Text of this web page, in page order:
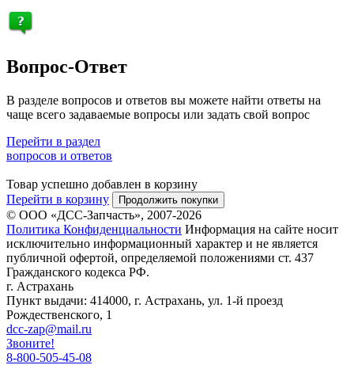
Вопрос-Ответ
В разделе вопросов и ответов вы можете найти ответы на
чаще всего задаваемые вопросы или задать свой вопрос
Перейти в раздел
вопросов и ответов
Товар успешно добавлен в корзину
Перейти в корзину
Продолжить покупки
© ООО «ДСС-Запчасть», 2007-2026
Политика Конфиденциальности Информация на сайте носит
исключительно информационный характер и не является
публичной офертой, определяемой положениями ст. 437
Гражданского кодекса РФ.
г. Астрахань
Пункт выдачи: 414000, г. Астрахань, ул. 1-й проезд
Рождественского, 1
dcc-zap@mail.ru
Звоните!
8-800-505-45-08